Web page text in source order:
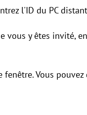
l'ID du PC
vous y êtes invité,
Vous